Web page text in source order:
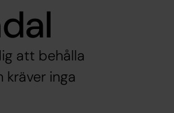
att behålla
inga